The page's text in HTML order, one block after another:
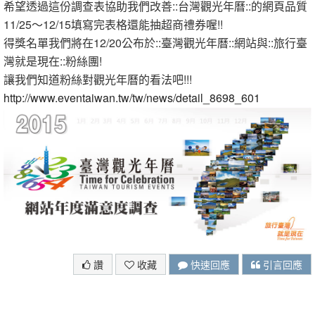
希望透過這份調查表協助我們改善::台灣觀光年曆::的網頁品質
11/25～12/15填寫完表格還能抽超商禮券喔!!
得獎名單我們將在12/20公布於::臺灣觀光年曆::網站與::旅行臺
灣就是現在::粉絲團!
讓我們知道粉絲對觀光年曆的看法吧!!!
http://www.eventaiwan.tw/tw/news/detail_8698_601
讚 收藏 快速回應 引言回應